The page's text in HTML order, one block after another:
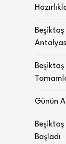
Beşiktaş
Günün
Beşiktaş
Başladı